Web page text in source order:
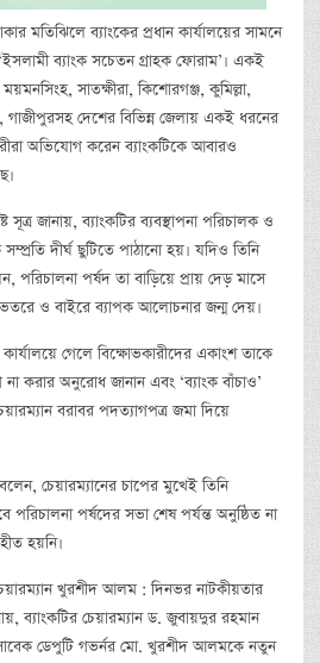
মতিঝিলে ব্যাংকের প্রধান কার্যালয়ের সামনে
ব্যাংক সচেতন গ্রাহক ফোরাম’। একই
সাতক্ষীরা, কিশোরগঞ্জ, কুমিল্লা,
গাজীপুরসহ দেশের বিভিন্ন জেলায় একই ধরনের
অভিযোগ করেন ব্যাংকটিকে আবারও
সূত্র জানায়, ব্যাংকটির ব্যবস্থাপনা পরিচালক ও
দীর্ঘ ছুটিতে পাঠানো হয়। যদিও তিনি
পরিচালনা পর্ষদ তা বাড়িয়ে প্রায় দেড় মাসে
ও বাইরে ব্যাপক আলোচনার জন্ম দেয়।
গেলে বিক্ষোভকারীদের একাংশ তাকে
করার অনুরোধ জানান এবং ‘ব্যাংক বাঁচাও’
বরাবর পদত্যাগপত্র জমা দিয়ে
চেয়ারম্যানের চাপের মুখেই তিনি
পরিচালনা পর্ষদের সভা শেষ পর্যন্ত অনুষ্ঠিত না
হয়নি।
খুরশীদ আলম : দিনভর নাটকীয়তার
ব্যাংকটির চেয়ারম্যান ড. জুবায়দুর রহমান
ডেপুটি গভর্নর মো. খুরশীদ আলমকে নতুন